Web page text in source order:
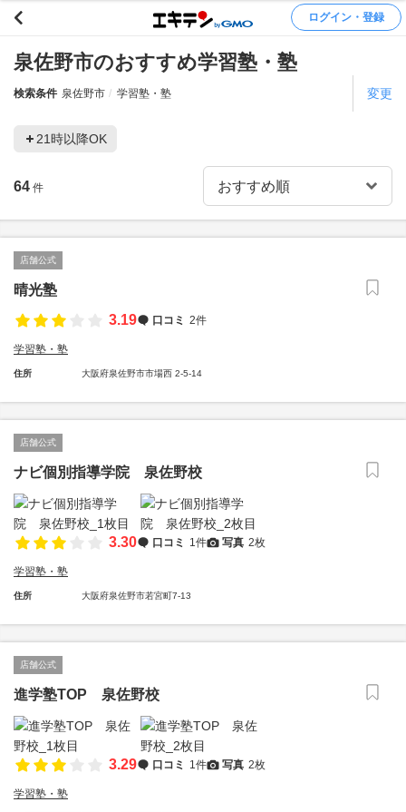
ログイン・登録
泉佐野市のおすすめ学習塾・塾
検索条件 泉佐野市 学習塾・塾 変更
21時以降OK
64 件
店舗公式
晴光塾
3.19
口コミ 2件
学習塾・塾
住所 大阪府泉佐野市市場西 2-5-14
店舗公式
ナビ個別指導学院 泉佐野校
3.30 口コミ 1件 写真 2枚
学習塾・塾
住所 大阪府泉佐野市若宮町7-13
店舗公式
進学塾TOP 泉佐野校
3.29 口コミ 1件 写真 2枚
学習塾・塾